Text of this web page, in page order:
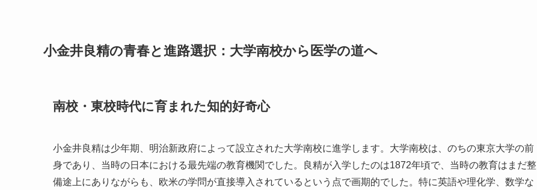
小金井良精の青春と進路選択：大学南校から医学の道へ
南校・東校時代に育まれた知的好奇心
小金井良精は少年期、明治新政府によって設立された大学南校に進学します。大学南校は、のちの東京大学の前
身であり、当時の日本における最先端の教育機関でした。良精が入学したのは1872年頃で、当時の教育はまだ整
備途上にありながらも、欧米の学問が直接導入されているという点で画期的でした。特に英語や理化学、数学な